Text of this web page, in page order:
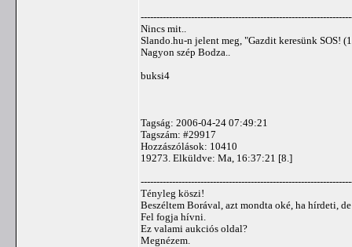
Nincs mit..
Slando.hu-n jelent meg, "Gazdit keresünk SOS!
Nagyon szép Bodza..
buksi4
Tagság: 2006-04-24 07:49:21
Tagszám: #29917
Hozzászólások: 10410
19273. Elküldve: Ma, 16:37:21 [8.]
Tényleg köszi!
Beszéltem Borával, azt mondta oké, ha hírdeti,
Fel fogja hívni.
Ez valami aukciós oldal?
Megnézem.